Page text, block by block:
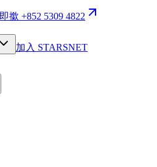
即撳 +852 5309 4822
加入 STARSNET